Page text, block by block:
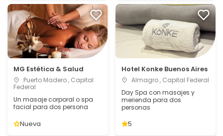
MG Estética & Salud
Puerto Madero , Capital
Federal
Un masaje corporal o spa
facial para dos persona
Nueva
Hotel Konke Buenos Aires
Almagro , Capital Federal
Day Spa con masajes y
merienda para dos
personas
5